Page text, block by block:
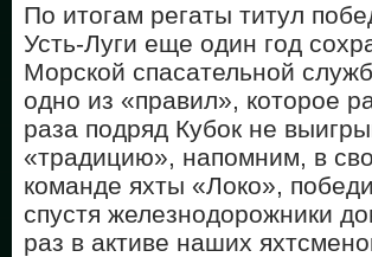
По итогам регаты титул
Усть-Луги еще один год
Морской спасательной
одно из «правил», которое
раза подряд Кубок не
«традицию», напомним, в
команде яхты «Локо»,
спустя железнодорожники
раз в активе наших